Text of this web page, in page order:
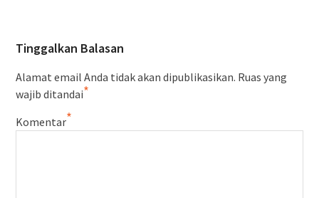
Tinggalkan Balasan
Alamat email Anda tidak akan dipublikasikan. Ruas yang
wajib ditandai*
Komentar*